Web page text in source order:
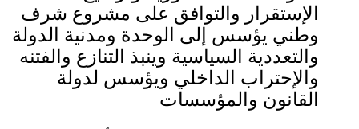
الإستقرار والتوافق على مشروع شرف
وطني يؤسس إلى الوحدة ومدنية الدولة
والتعددية السياسية وينبذ التنازع والفتنه
والإحتراب الداخلي ويؤسس لدولة
القانون والمؤسسات